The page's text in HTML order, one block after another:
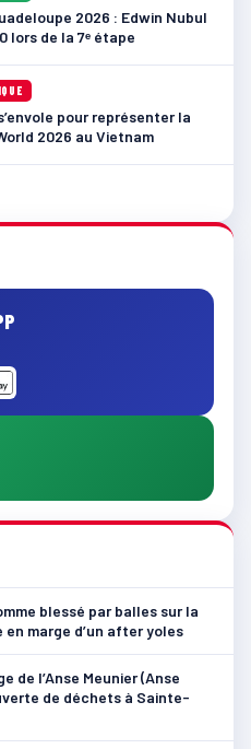
2026 : Edwin Nubul
lors de la 7ᵉ étape
pour représenter la
2026 au Vietnam
blessé par balles sur la
en marge d’un after yoles
de l’Anse Meunier (Anse
de déchets à Sainte-